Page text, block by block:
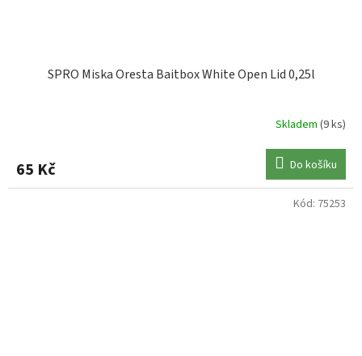
SPRO Miska Oresta Baitbox White Open Lid 0,25l
Skladem (9 ks)
65 Kč Do košíku
Kód: 75253